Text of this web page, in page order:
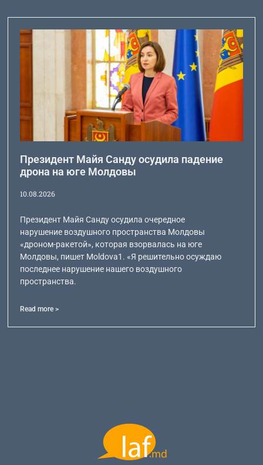
Президент Майя Санду осудила падение
дрона на юге Молдовы
10.08.2026
Президент Майя Санду осудила очередное
нарушение воздушного пространства Молдовы
«дроном-ракетой», которая взорвалась на юге
Молдовы, пишет Moldova1. «Я решительно осуждаю
последнее нарушение нашего воздушного
пространства.
Read more >